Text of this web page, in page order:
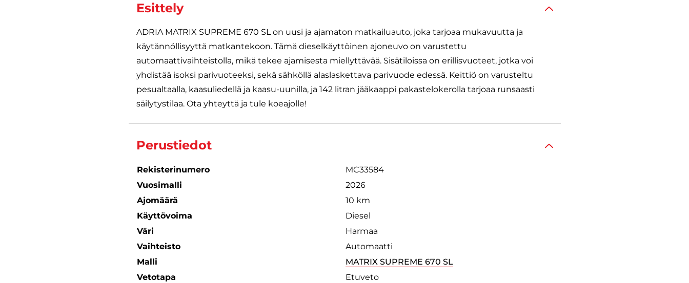
Esittely
ADRIA MATRIX SUPREME 670 SL on uusi ja ajamaton matkailuauto, joka tarjoaa mukavuutta ja
käytännöllisyyttä matkantekoon. Tämä dieselkäyttöinen ajoneuvo on varustettu
automaattivaihteistolla, mikä tekee ajamisesta miellyttävää. Sisätiloissa on erillisvuoteet, jotka voi
yhdistää isoksi parivuoteeksi, sekä sähköllä alaslaskettava parivuode edessä. Keittiö on varusteltu
pesualtaalla, kaasuliedellä ja kaasu-uunilla, ja 142 litran jääkaappi pakastelokerolla tarjoaa runsaasti
säilytystilaa. Ota yhteyttä ja tule koeajolle!
Perustiedot
Rekisterinumero
MC33584
Vuosimalli
2026
Ajomäärä
10 km
Käyttövoima
Diesel
Väri
Harmaa
Vaihteisto
Automaatti
Malli
MATRIX SUPREME 670 SL
Vetotapa
Etuveto